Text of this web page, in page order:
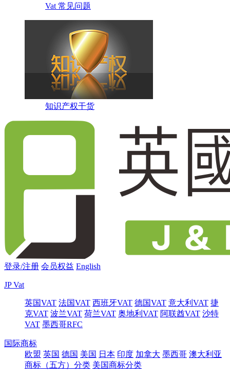
Vat 常见问题
知识产权干货
登录/注册 会员权益 English
JP Vat
英国VAT 法国VAT 西班牙VAT 德国VAT 意大利VAT 捷
克VAT 波兰VAT 荷兰VAT 奥地利VAT 阿联酋VAT 沙特
VAT 墨西哥RFC
国际商标
欧盟 英国 德国 美国 日本 印度 加拿大 墨西哥 澳大利亚
商标（五方）分类 美国商标分类